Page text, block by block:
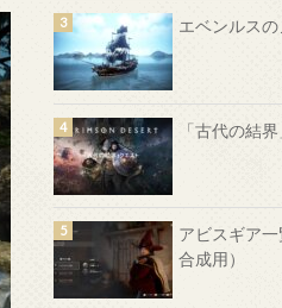
エベンルス
「古代の結
アビスギア
合成用）